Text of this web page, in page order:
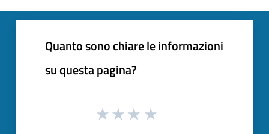
Quanto sono chiare le informazioni
su questa pagina?